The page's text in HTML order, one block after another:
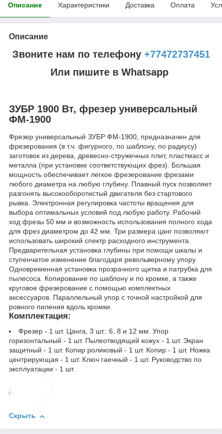
Описание Характеристики Доставка Оплата
Описание
Звоните нам по телефону +77472737451
Или пишите в Whatsapp
ЗУБР 1900 Вт, фрезер универсальный
ФМ-1900
Фрезер универсальный ЗУБР ФМ-1900, предназначен для
фрезерования (в т.ч. фигурного, по шаблону, по радиусу)
заготовок из дерева, древесно-стружечных плит, пластмасс и
металла (при установке соответствующих фрез). Большая
мощность обеспечивает легкое фрезерование фрезами
любого диаметра на любую глубину. Плавный пуск позволяет
разгонять высокооборотистый двигателя без стартового
рывка. Электронная регулировка частоты вращения для
выбора оптимальных условий под любую работу. Рабочий
ход фрезы 50 мм и возможность использования полного хода
для фрез диаметром до 42 мм. Три размера цанг позволяют
использовать широкий спектр расходного инструмента.
Предварительная установка глубины при помощи шкалы и
ступенчатое изменение благодаря револьверному упору.
Одновременная установка прозрачного щитка и патрубка для
пылесоса. Копирование по шаблону и по кромке, а также
круговое фрезерование с помощью комплектных
аксессуаров. Параллельный упор с точной настройкой для
ровного пиления вдоль кромки.
Комплектация:
Фрезер - 1 шт. Цанга, 3 шт.: 6, 8 и 12 мм. Упор
горизонтальный - 1 шт. Пылеотводящий кожух - 1 шт. Экран
защитный - 1 шт. Копир роликовый - 1 шт. Копир - 1 шт. Ножка
центрирующая - 1 шт. Ключ гаечный - 1 шт. Руководство по
эксплуатации - 1 шт.
Скрыть